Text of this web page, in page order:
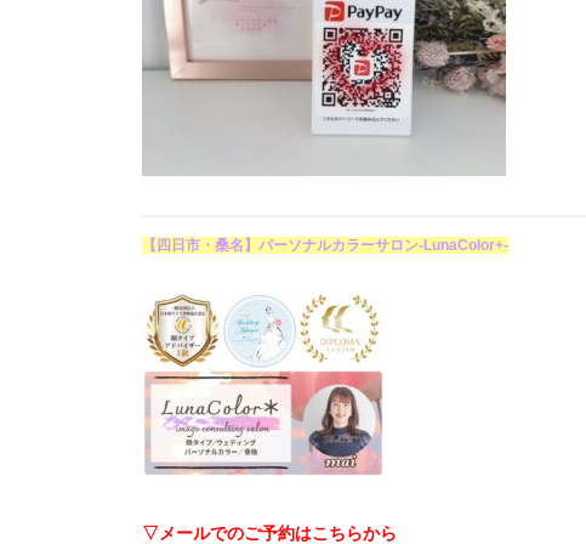
【四日市・桑名】パーソナルカラーサロン-LunaColor+-
▽メールでのご予約はこちらから